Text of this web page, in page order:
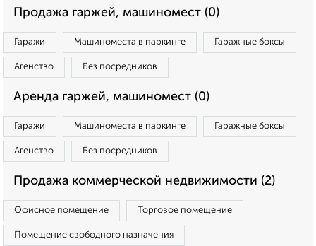
Продажа гаржей, машиномест (0)
Гаражи Машиноместа в паркинге Гаражные боксы
Агенство Без посредников
Аренда гаржей, машиномест (0)
Гаражи Машиноместа в паркинге Гаражные боксы
Агенство Без посредников
Продажа коммерческой недвижимости (2)
Офисное помещение Торговое помещение
Помещение свободного назначения